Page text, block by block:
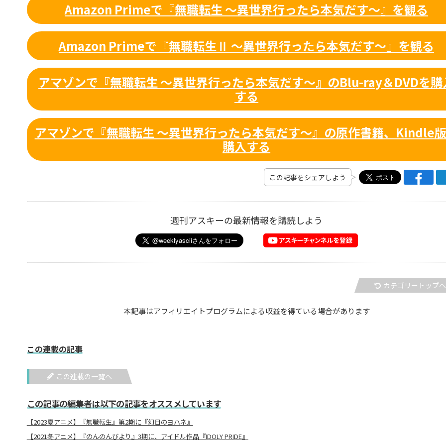
Amazon Primeで『無職転生 ～異世界行ったら本気だす～』を観る
Amazon Primeで『無職転生Ⅱ ～異世界行ったら本気だす～』を観る
アマゾンで『無職転生 ～異世界行ったら本気だす～』のBlu-ray＆DVDを購
する
アマゾンで『無職転生 ～異世界行ったら本気だす～』の原作書籍、Kindle
購入する
この記事をシェアしよう
週刊アスキーの最新情報を購読しよう
カテゴリートップへ
本記事はアフィリエイトプログラムによる収益を得ている場合があります
この連載の記事
この連載の一覧へ
この記事の編集者は以下の記事をオススメしています
【2023夏アニメ】『無職転生』第2期に『幻日のヨハネ』
【2021冬アニメ】『のんのんびより』3期に、アイドル作品『IDOLY PRIDE』